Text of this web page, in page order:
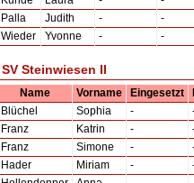
Palla
Judith -
-
Wieder
Yvonne - -
SV Steinwiesen II
Name Vorname Eingesetzt
Blüchel
Sophia -
Franz
Katrin -
Franz
Simone -
Hader
Miriam -